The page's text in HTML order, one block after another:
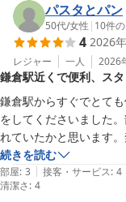
パスタとパン
50代/女性 | 10件
4 2026
レジャー 一人 2026
鎌倉駅近くで便利、ス
鎌倉駅からすぐでとて
をしてくださいました
れていたかと思います
ていて、事前に消臭対
等は気にはなりません
が。）部屋の名前が植
続きを読む
部屋: 3 | 接客・サービス: 4
清潔さ: 4